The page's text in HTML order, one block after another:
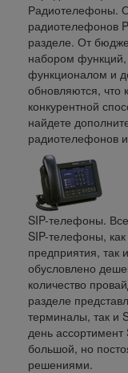
Радиотелефоны.
радиотелефонов
разделе. От
набором
функционалом и
обновляются, что
конкурентной
найдете
радиотелефонов
SIP-телефоны.
SIP-телефоны,
предприятия, так
обусловлено
количество
разделе
терминалы, так и
день
большой, но
решениями.